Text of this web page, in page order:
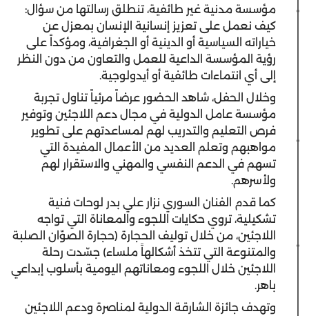
مؤسسة مدنية غير طائفية، تنطلق رسالتها من سؤال:
كيف نعمل على تعزيز إنسانية الإنسان بمعزل عن
خياراته السياسية أو الدينية أو الجغرافية، ومؤكداً على
رؤية المؤسسة الداعية للعمل والتعاون من دون النظر
إلى أي انتماءات طائفية أو أيدولوجية.
وخلال الحفل، شاهد الحضور عرضاً مرئياً تناول تجربة
مؤسسة عامل الدولية في مجال دعم اللاجئين وتوفير
فرص التعليم والتدريب لهم لمساعدتهم على تطوير
مواهبهم وتعلم العديد من الأعمال المفيدة التي
تسهم في الدعم النفسي والمهني والاستقرار لهم
ولأسرهم.
كما قدم الفنان السوري نزار علي بدر لوحات فنية
تشكيلية، تروي حكايات اللجوء والمعاناة التي تواجه
اللاجئين، من خلال توليف الحجارة (حجارة الصوّان الصلبة
والمتنوعة التي تتخذ أشكالهاً ملساء) جسّدت رحلة
اللاجئين خلال اللجوء ومعاناتهم اليومية بأسلوب إبداعي
باهر.
وتهدف جائزة الشارقة الدولية لمناصرة ودعم اللاجئين